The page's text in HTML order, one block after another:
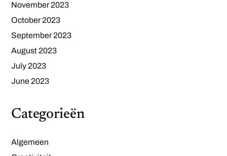
November 2023
October 2023
September 2023
August 2023
July 2023
June 2023
Categorieën
Algemeen